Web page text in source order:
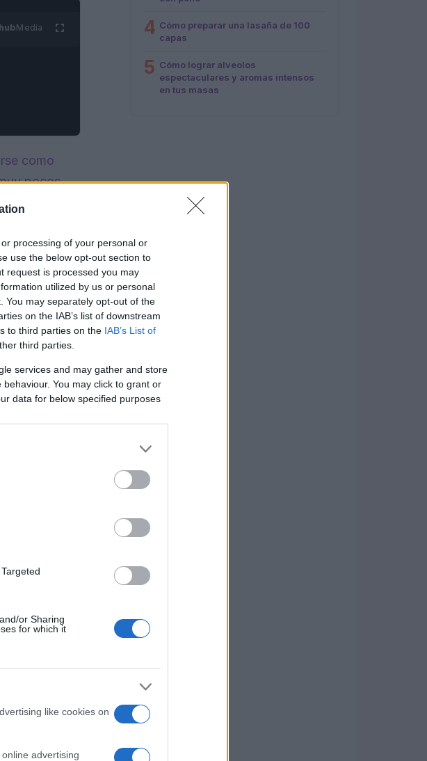
processing of your personal or
use the below opt-out section to
request is processed you may
utilized by us or personal
You may separately opt-out of the
on the IAB’s list of downstream
to third parties on the IAB’s List of
third parties.
services and may gather and store
You may click to grant or
data for below specified purposes
or Sharing
for which it
like cookies on
advertising
hubMedia
como
pocos
y
pequeño la
la salsa
4 Cómo preparar una lasaña de 100
capas
5 Cómo lograr alveolos
espectaculares y aromas intensos
en tus masas